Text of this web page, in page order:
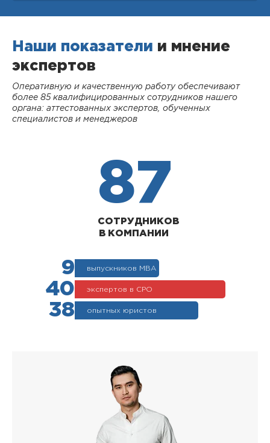
Наши показатели и мнение
экспертов
Оперативную и качественную работу обеспечивают
более 85 квалифицированных сотрудников нашего
органа: аттестованных экспертов, обученных
специалистов и менеджеров
87
СОТРУДНИКОВ
В КОМПАНИИ
9 выпускников МВА
40 экспертов в СРО
38 опытных юристов